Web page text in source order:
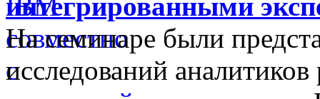
На семинаре были
исследований